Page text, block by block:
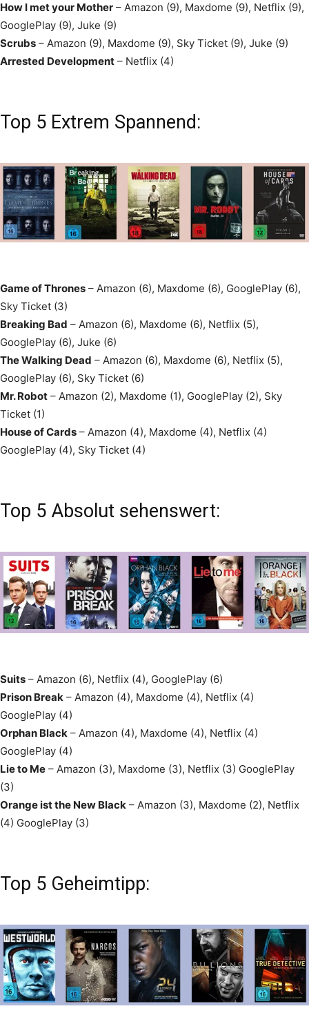
How I met your Mother – Amazon (9), Maxdome (9), Netflix (9),
GooglePlay (9), Juke (9)
Scrubs – Amazon (9), Maxdome (9), Sky Ticket (9), Juke (9)
Arrested Development – Netflix (4)
Top 5 Extrem Spannend:
Game of Thrones – Amazon (6), Maxdome (6), GooglePlay (6),
Sky Ticket (3)
Breaking Bad – Amazon (6), Maxdome (6), Netflix (5),
GooglePlay (6), Juke (6)
The Walking Dead – Amazon (6), Maxdome (6), Netflix (5),
GooglePlay (6), Sky Ticket (6)
Mr. Robot – Amazon (2), Maxdome (1), GooglePlay (2), Sky
Ticket (1)
House of Cards – Amazon (4), Maxdome (4), Netflix (4)
GooglePlay (4), Sky Ticket (4)
Top 5 Absolut sehenswert:
Suits – Amazon (6), Netflix (4), GooglePlay (6)
Prison Break – Amazon (4), Maxdome (4), Netflix (4)
GooglePlay (4)
Orphan Black – Amazon (4), Maxdome (4), Netflix (4)
GooglePlay (4)
Lie to Me – Amazon (3), Maxdome (3), Netflix (3) GooglePlay
(3)
Orange ist the New Black – Amazon (3), Maxdome (2), Netflix
(4) GooglePlay (3)
Top 5 Geheimtipp: